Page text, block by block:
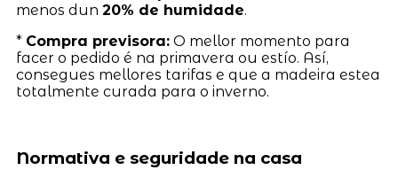
menos dun 20% de humidade.
* Compra previsora:O mellor momento para
facer o pedido é na primavera ou estío. Así,
consegues mellores tarifas e que a madeira estea
totalmente curada para o inverno.
Normativa e seguridade na casa